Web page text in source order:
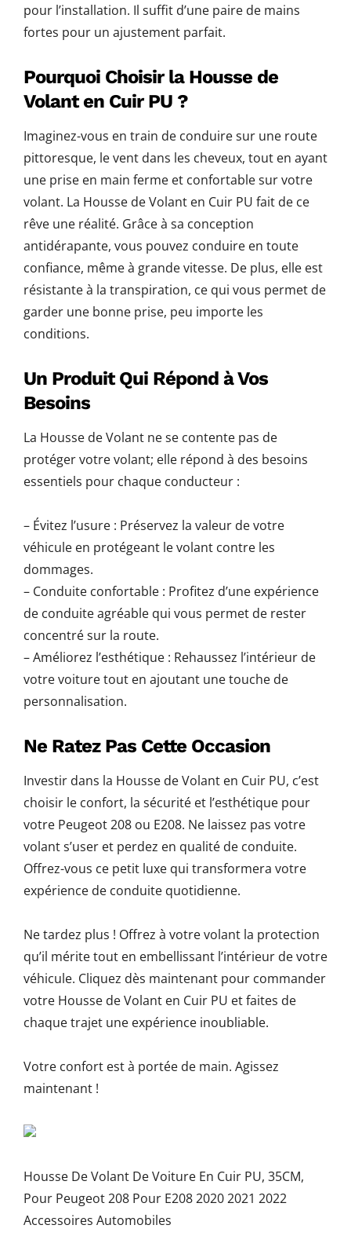
pour l’installation. Il suffit d’une paire de mains
fortes pour un ajustement parfait.
Pourquoi Choisir la Housse de
Volant en Cuir PU ?
Imaginez-vous en train de conduire sur une route
pittoresque, le vent dans les cheveux, tout en ayant
une prise en main ferme et confortable sur votre
volant. La Housse de Volant en Cuir PU fait de ce
rêve une réalité. Grâce à sa conception
antidérapante, vous pouvez conduire en toute
confiance, même à grande vitesse. De plus, elle est
résistante à la transpiration, ce qui vous permet de
garder une bonne prise, peu importe les
conditions.
Un Produit Qui Répond à Vos
Besoins
La Housse de Volant ne se contente pas de
protéger votre volant; elle répond à des besoins
essentiels pour chaque conducteur :
– Évitez l’usure : Préservez la valeur de votre
véhicule en protégeant le volant contre les
dommages.
– Conduite confortable : Profitez d’une expérience
de conduite agréable qui vous permet de rester
concentré sur la route.
– Améliorez l’esthétique : Rehaussez l’intérieur de
votre voiture tout en ajoutant une touche de
personnalisation.
Ne Ratez Pas Cette Occasion
Investir dans la Housse de Volant en Cuir PU, c’est
choisir le confort, la sécurité et l’esthétique pour
votre Peugeot 208 ou E208. Ne laissez pas votre
volant s’user et perdez en qualité de conduite.
Offrez-vous ce petit luxe qui transformera votre
expérience de conduite quotidienne.
Ne tardez plus ! Offrez à votre volant la protection
qu’il mérite tout en embellissant l’intérieur de votre
véhicule. Cliquez dès maintenant pour commander
votre Housse de Volant en Cuir PU et faites de
chaque trajet une expérience inoubliable.
Votre confort est à portée de main. Agissez
maintenant !
Housse De Volant De Voiture En Cuir PU, 35CM,
Pour Peugeot 208 Pour E208 2020 2021 2022
Accessoires Automobiles